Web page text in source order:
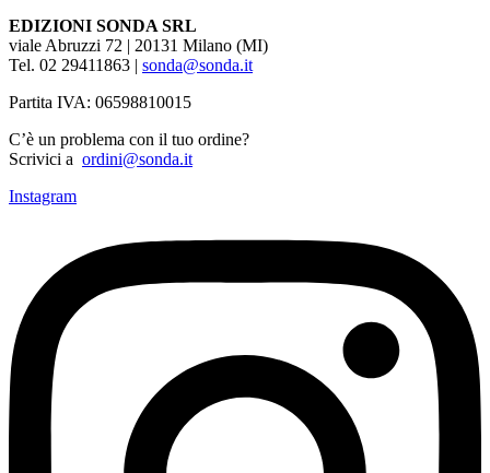
EDIZIONI SONDA SRL
viale Abruzzi 72 | 20131 Milano (MI)
Tel. 02 29411863 | sonda@sonda.it
Partita IVA: 06598810015
C’è un problema con il tuo ordine?
Scrivici a ordini@sonda.it
Instagram